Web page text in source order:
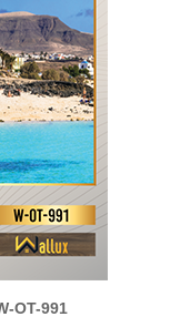
OT-991